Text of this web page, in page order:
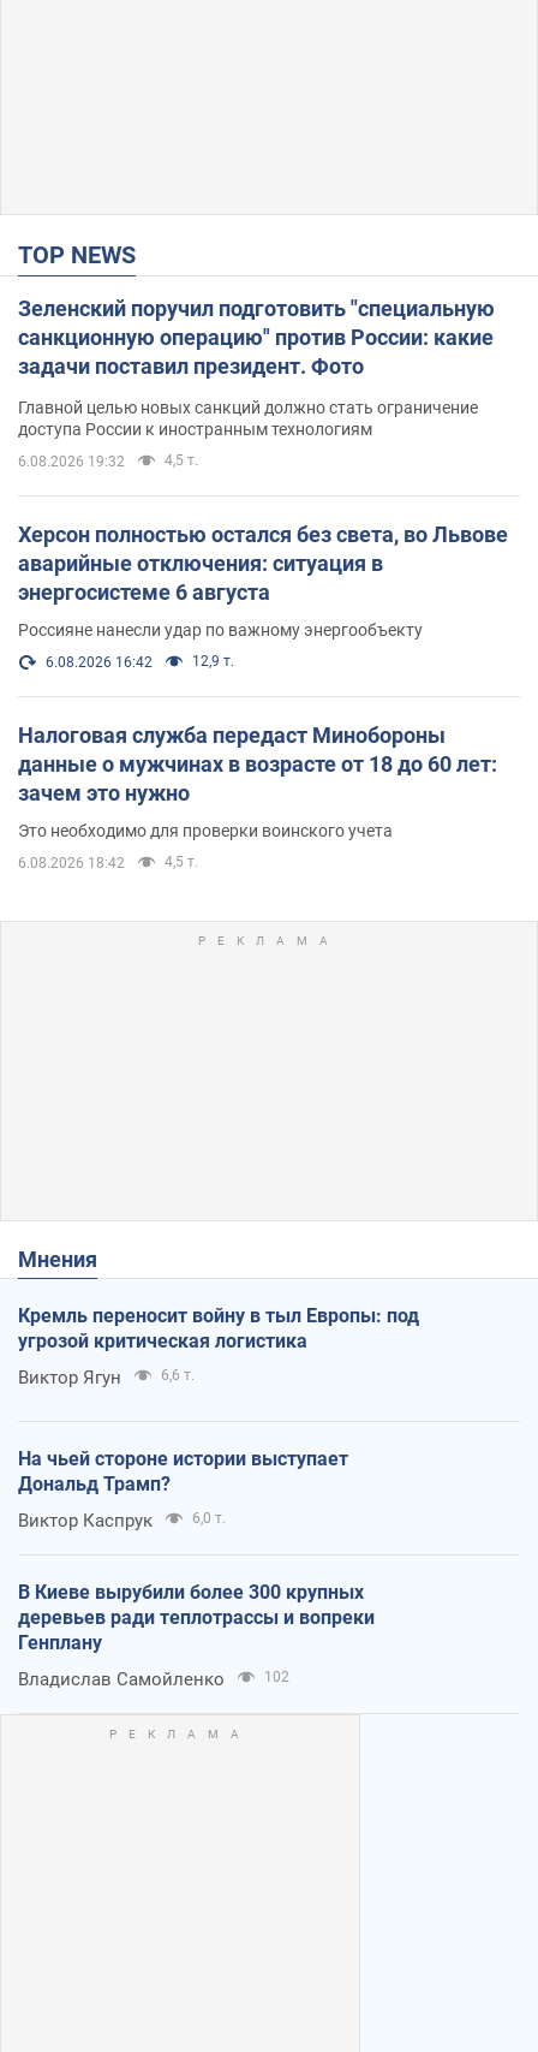
TOP NEWS
Зеленский поручил подготовить "специальную
санкционную операцию" против России: какие
задачи поставил президент. Фото
Главной целью новых санкций должно стать ограничение
доступа России к иностранным технологиям
6.08.2026 19:32 4,5 т.
Херсон полностью остался без света, во Львове
аварийные отключения: ситуация в
энергосистеме 6 августа
Россияне нанесли удар по важному энергообъекту
6.08.2026 16:42 12,9 т.
Налоговая служба передаст Минобороны
данные о мужчинах в возрасте от 18 до 60 лет:
зачем это нужно
Это необходимо для проверки воинского учета
6.08.2026 18:42 4,5 т.
Мнения
Кремль переносит войну в тыл Европы: под
угрозой критическая логистика
Виктор Ягун 6,6 т.
На чьей стороне истории выступает
Дональд Трамп?
Виктор Каспрук 6,0 т.
В Киеве вырубили более 300 крупных
деревьев ради теплотрассы и вопреки
Генплану
Владислав Самойленко 102